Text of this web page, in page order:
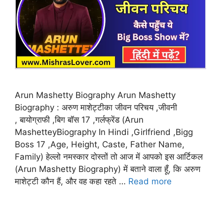
Arun Mashetty Biography Arun Mashetty
Biography : अरुण माशेट्टीका जीवन परिचय ,जीवनी
, बायोग्राफी ,बिग बॉस 17 ,गर्लफ्रेंड (Arun
MashetteyBiography In Hindi ,Girlfriend ,Bigg
Boss 17 ,Age, Height, Caste, Father Name,
Family) हेल्लो नमस्कार दोस्तों तो आज में आपको इस आर्टिकल
(Arun Mashetty Biography) में बताने वाला हूँ, कि अरुण
माशेट्टी कौन हैं, और वह कहा रहते … Read more